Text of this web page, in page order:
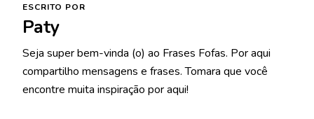
ESCRITO POR
Paty
Seja super bem-vinda (o) ao Frases Fofas. Por aqui
compartilho mensagens e frases. Tomara que você
encontre muita inspiração por aqui!